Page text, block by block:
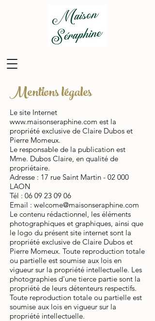
Mentions légales
Le site Internet
www.maisonseraphine.com est la
propriété exclusive de Claire Dubos et
Pierre Momeux.
Le responsable de la publication est
Mme. Dubos Claire, en qualité de
propriétaire.
Adresse : 17 rue Saint Martin - 02 000
LAON
Tél : 06 09 23 09 06
Email : welcome@maisonseraphine.com
Le contenu rédactionnel, les éléments
photographiques et graphiques, ainsi que
le logo du présent site internet sont la
propriété exclusive de Claire Dubos et
Pierre Momeux. Toute reproduction totale
ou partielle est soumise aux lois en
vigueur sur la propriété intellectuelle. Les
photographies d'une tierce partie sont la
propriété de leurs détenteurs respectifs.
Toute reproduction totale ou partielle est
soumise aux lois en vigueur sur la
propriété intellectuelle.